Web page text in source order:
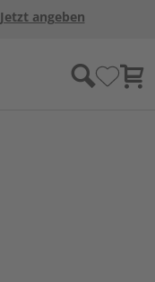
Jetzt angeben